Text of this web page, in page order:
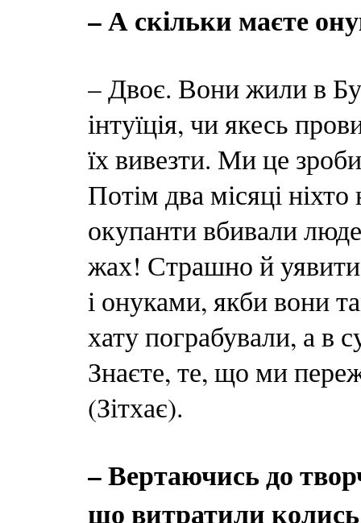
– А скільки маєте
– Двоє. Вони жили в
інтуїція, чи якесь
їх вивезти. Ми це
Потім два місяці
окупанти вбивали
жах! Страшно й
і онуками, якби вони
хату пограбували, а в
Знаєте, те, що ми
(Зітхає).
– Вертаючись до
що витратили колись